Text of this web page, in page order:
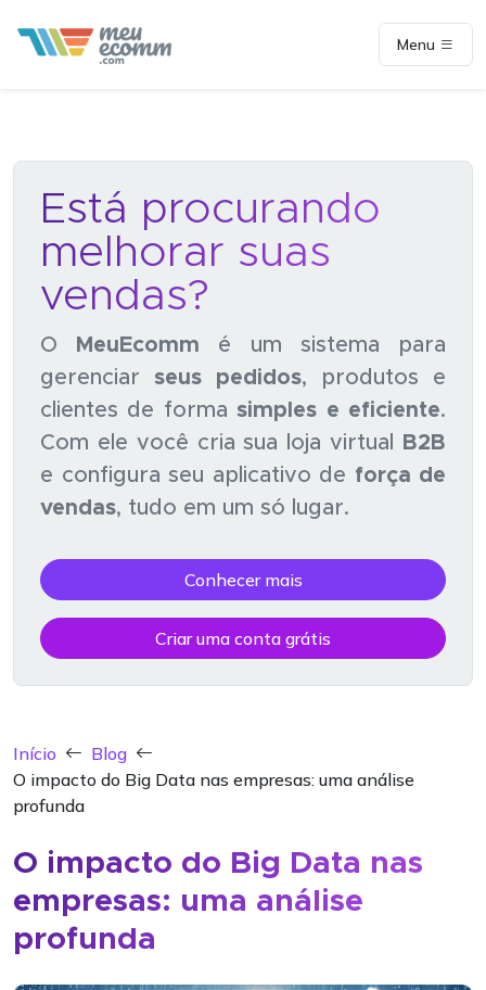
Menu
Está procurando
melhorar suas
vendas?
O MeuEcomm é um sistema para
gerenciar seus pedidos, produtos e
clientes de formasimples e eficiente.
Com ele você cria sua loja virtual
B2B
e configura seu aplicativo de força de
vendas, tudo em um só lugar.
Conhecer mais
Criar uma conta grátis
Início
Blog
O impacto do Big Data nas empresas: uma análise
profunda
O impacto do Big Data nas
empresas: uma análise
profunda